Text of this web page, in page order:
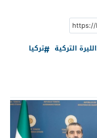
الليرة التركية
تركيا